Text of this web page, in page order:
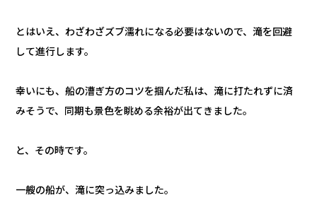
とはいえ、わざわざズブ濡れになる必要はないので、滝を回避
して進行します。
幸いにも、船の漕ぎ方のコツを掴んだ私は、滝に打たれずに済
みそうで、同期も景色を眺める余裕が出てきました。
と、その時です。
一艘の船が、滝に突っ込みました。